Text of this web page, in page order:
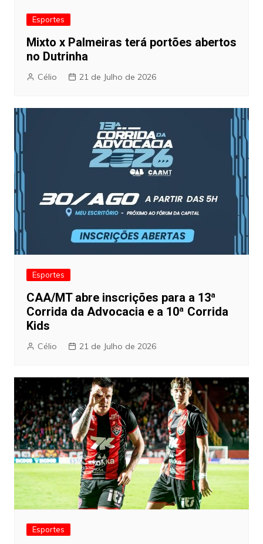
Esportes
Mixto x Palmeiras terá portões abertos
no Dutrinha
Célio 21 de Julho de 2026
Esportes
CAA/MT abre inscrições para a 13ª
Corrida da Advocacia e a 10ª Corrida
Kids
Célio 21 de Julho de 2026
Esportes